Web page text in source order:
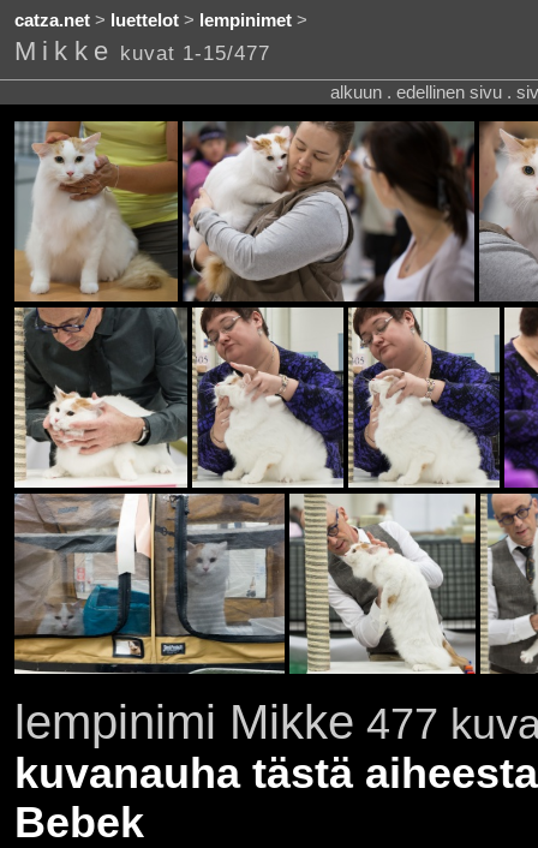
catza.net> luettelot> lempinimet>
Mikke kuvat 1-15/477
alkuun . edellinen sivu .
lempinimi Mikke 477
kuvanauha tästä aiheesta
Bebek